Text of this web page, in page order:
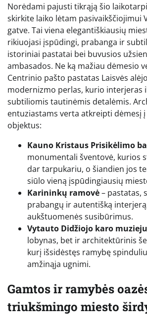
Norėdami pajusti tikrąją šio
skirkite laiko lėtam pasivaikščiojimui
gatve. Tai viena elegantiškiausių
rikiuojasi įspūdingi, prabanga ir
istoriniai pastatai bei buvusios
ambasados. Ne ką mažiau dėmesio
Centrinio pašto pastatas Laisvės
modernizmo perlas, kurio interjeras
subtiliomis tautinėmis detalėmis.
entuziastams verta atkreipti dėmesį
objektus:
Kauno Kristaus Prisikėlimo
monumentali šventovė, kurios
dar tarpukariu, o šiandien jos
siūlo vieną įspūdingiausių
Karininkų ramovė– pastatas,
prabangų ir autentišką
aukštuomenės susibūrimus.
Vytauto Didžiojo karo
lobynas, bet ir architektūrinis
kurį išsidėstęs ramybę
amžinąja ugnimi.
Gamtos ir ramybės
triukšmingo miesto